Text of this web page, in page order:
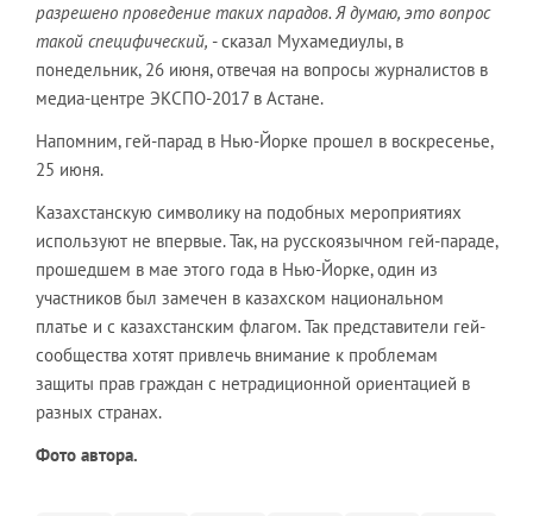
разрешено проведение таких парадов. Я думаю, это вопрос
такой специфический, - сказал Мухамедиулы, в
понедельник, 26 июня, отвечая на вопросы журналистов в
медиа-центре ЭКСПО-2017 в Астане.
Напомним, гей-парад в Нью-Йорке прошел в воскресенье,
25 июня.
Казахстанскую символику на подобных мероприятиях
используют не впервые. Так, на русскоязычном гей-параде,
прошедшем в мае этого года в Нью-Йорке, один из
участников был замечен в казахском национальном
платье и с казахстанским флагом. Так представители гей-
сообщества хотят привлечь внимание к проблемам
защиты прав граждан с нетрадиционной ориентацией в
разных странах.
Фото автора.